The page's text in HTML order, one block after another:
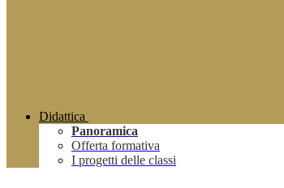
Didattica
Panoramica
Offerta formativa
I progetti delle classi